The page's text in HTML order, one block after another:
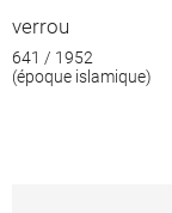
verrou
641 / 1952
(époque islamique)